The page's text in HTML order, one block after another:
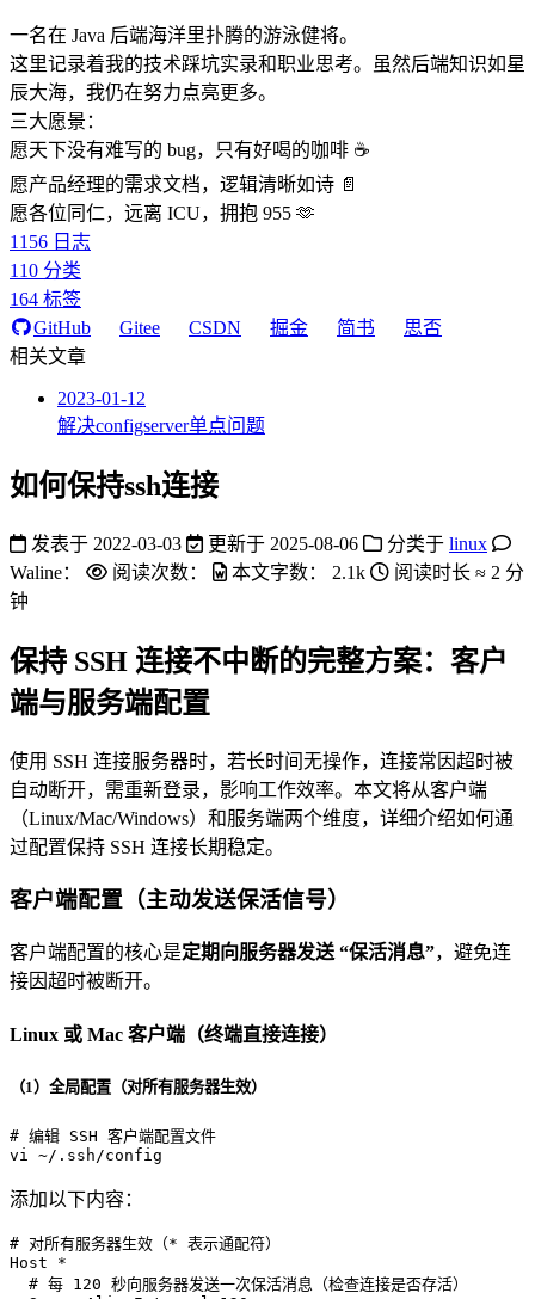
一名在 Java 后端海洋里扑腾的游泳健将。
这里记录着我的技术踩坑实录和职业思考。虽然后端知识如星
辰大海，我仍在努力点亮更多。
三大愿景：
愿天下没有难写的 bug，只有好喝的咖啡 ☕️
愿产品经理的需求文档，逻辑清晰如诗 📄
愿各位同仁，远离 ICU，拥抱 955 🫶
1156 日志
110 分类
164 标签
GitHub
Gitee CSDN 掘金 简书
思否
相关文章
2023-01-12
解决configserver单点问题
如何保持ssh连接
发表于 2022-03-03 更新于 2025-08-06 分类于 linux
Waline：
阅读次数： 本文字数： 2.1k 阅读时长 ≈ 2 分
钟
保持 SSH 连接不中断的完整方案：客户
端与服务端配置
使用 SSH 连接服务器时，若长时间无操作，连接常因超时被
自动断开，需重新登录，影响工作效率。本文将从客户端
（Linux/Mac/Windows）和服务端两个维度，详细介绍如何通
过配置保持 SSH 连接长期稳定。
客户端配置（主动发送保活信号）
客户端配置的核心是定期向服务器发送 “保活消息”，避免连
接因超时被断开。
Linux 或 Mac 客户端（终端直接连接）
（1）全局配置（对所有服务器生效）
# 编辑 SSH 客户端配置文件
vi ~/.ssh/config
添加以下内容：
# 对所有服务器生效（* 表示通配符）
Host *
  # 每 120 秒向服务器发送一次保活消息（检查连接是否存活）